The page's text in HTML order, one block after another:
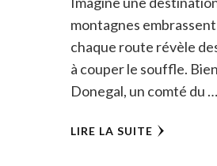
montagnes embrassent
chaque route révèle
à couper le souffle.
Donegal, un comté du …
LIRE LA SUITE